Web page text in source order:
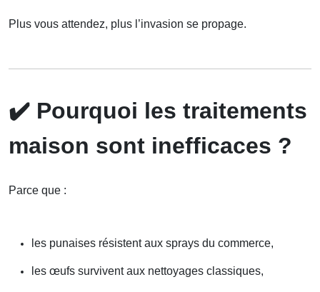
Plus vous attendez, plus l’invasion se propage.
✔️ Pourquoi les traitements
maison sont inefficaces ?
Parce que :
les punaises résistent aux sprays du commerce,
les œufs survivent aux nettoyages classiques,